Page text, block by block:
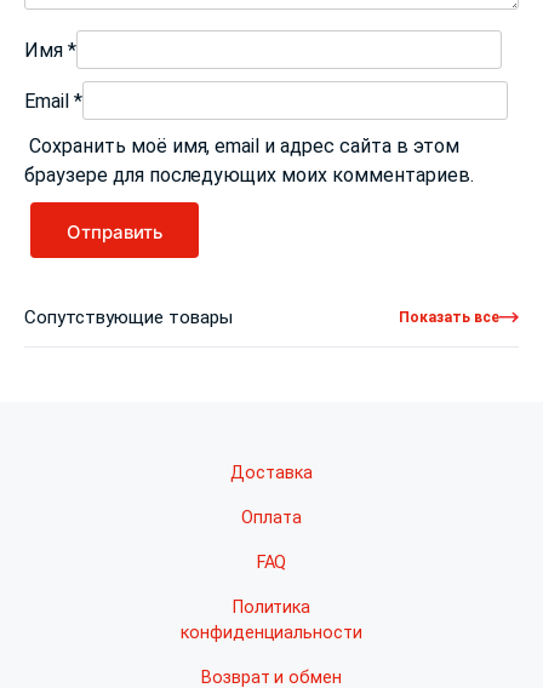
Имя *
Email *
Сохранить моё имя, email и адрес сайта в этом
браузере для последующих моих комментариев.
Сопутствующие товары Показать все
Доставка
Оплата
FAQ
Политика
конфиденциальности
Возврат и обмен